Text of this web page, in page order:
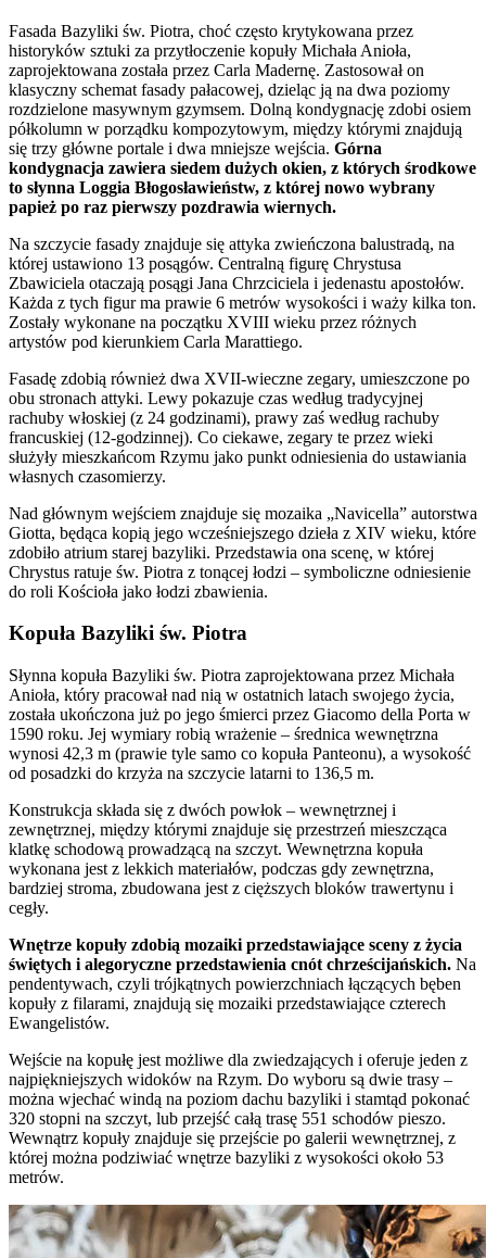
Fasada Bazyliki św. Piotra, choć często krytykowana przez
historyków sztuki za przytłoczenie kopuły Michała Anioła,
zaprojektowana została przez Carla Madernę. Zastosował on
klasyczny schemat fasady pałacowej, dzieląc ją na dwa poziomy
rozdzielone masywnym gzymsem. Dolną kondygnację zdobi osiem
półkolumn w porządku kompozytowym, między którymi znajdują
się trzy główne portale i dwa mniejsze wejścia. Górna
kondygnacja zawiera siedem dużych okien, z których środkowe
to słynna Loggia Błogosławieństw, z której nowo wybrany
papież po raz pierwszy pozdrawia wiernych.
Na szczycie fasady znajduje się attyka zwieńczona balustradą, na
której ustawiono 13 posągów. Centralną figurę Chrystusa
Zbawiciela otaczają posągi Jana Chrzciciela i jedenastu apostołów.
Każda z tych figur ma prawie 6 metrów wysokości i waży kilka ton.
Zostały wykonane na początku XVIII wieku przez różnych
artystów pod kierunkiem Carla Marattiego.
Fasadę zdobią również dwa XVII-wieczne zegary, umieszczone po
obu stronach attyki. Lewy pokazuje czas według tradycyjnej
rachuby włoskiej (z 24 godzinami), prawy zaś według rachuby
francuskiej (12-godzinnej). Co ciekawe, zegary te przez wieki
służyły mieszkańcom Rzymu jako punkt odniesienia do ustawiania
własnych czasomierzy.
Nad głównym wejściem znajduje się mozaika „Navicella” autorstwa
Giotta, będąca kopią jego wcześniejszego dzieła z XIV wieku, które
zdobiło atrium starej bazyliki. Przedstawia ona scenę, w której
Chrystus ratuje św. Piotra z tonącej łodzi – symboliczne odniesienie
do roli Kościoła jako łodzi zbawienia.
Kopuła Bazyliki św. Piotra
Słynna kopuła Bazyliki św. Piotra zaprojektowana przez Michała
Anioła, który pracował nad nią w ostatnich latach swojego życia,
została ukończona już po jego śmierci przez Giacomo della Porta w
1590 roku. Jej wymiary robią wrażenie – średnica wewnętrzna
wynosi 42,3 m (prawie tyle samo co kopuła Panteonu), a wysokość
od posadzki do krzyża na szczycie latarni to 136,5 m.
Konstrukcja składa się z dwóch powłok – wewnętrznej i
zewnętrznej, między którymi znajduje się przestrzeń mieszcząca
klatkę schodową prowadzącą na szczyt. Wewnętrzna kopuła
wykonana jest z lekkich materiałów, podczas gdy zewnętrzna,
bardziej stroma, zbudowana jest z cięższych bloków trawertynu i
cegły.
Wnętrze kopuły zdobią mozaiki przedstawiające sceny z życia
świętych i alegoryczne przedstawienia cnót chrześcijańskich. Na
pendentywach, czyli trójkątnych powierzchniach łączących bęben
kopuły z filarami, znajdują się mozaiki przedstawiające czterech
Ewangelistów.
Wejście na kopułę jest możliwe dla zwiedzających i oferuje jeden z
najpiękniejszych widoków na Rzym. Do wyboru są dwie trasy –
można wjechać windą na poziom dachu bazyliki i stamtąd pokonać
320 stopni na szczyt, lub przejść całą trasę 551 schodów pieszo.
Wewnątrz kopuły znajduje się przejście po galerii wewnętrznej, z
której można podziwiać wnętrze bazyliki z wysokości około 53
metrów.